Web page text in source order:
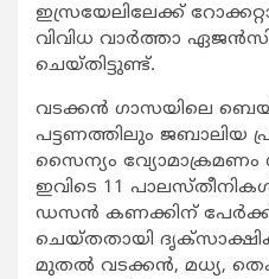
ഇസ്രയേലിലേക്ക്
വിവിധ വാര്‍ത്താ
ചെയ്തിട്ടുണ്ട്.
വടക്കന്‍ ഗാസയിലെ
പട്ടണത്തിലും ജബാലിയ
സൈന്യം വ്യോമാക്രമണം
ഇവിടെ 11
ഡസന്‍ കണക്കിന്
ചെയ്തതായി
മുതല്‍ വടക്കന്‍, മധ്യ,